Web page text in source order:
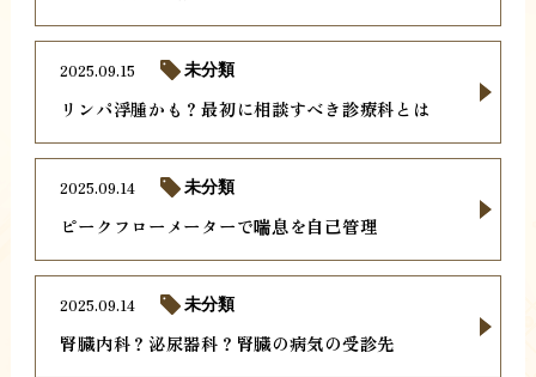
リンパ浮腫かも？最初に相談すべき診療科とは
2025.09.15 未分類
ピークフローメーターで喘息を自己管理
2025.09.14 未分類
腎臓内科？泌尿器科？腎臓の病気の受診先
2025.09.14 未分類